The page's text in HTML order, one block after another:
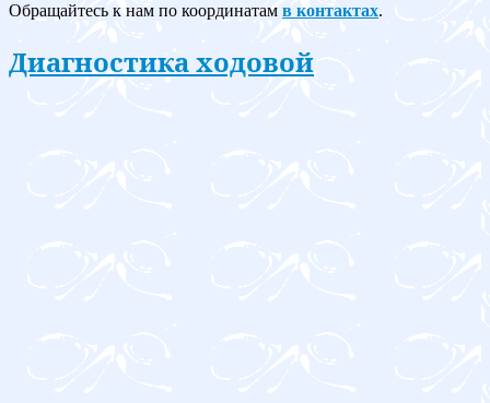
Обращайтесь к нам по координатам в контактах.
Диагностика ходовой